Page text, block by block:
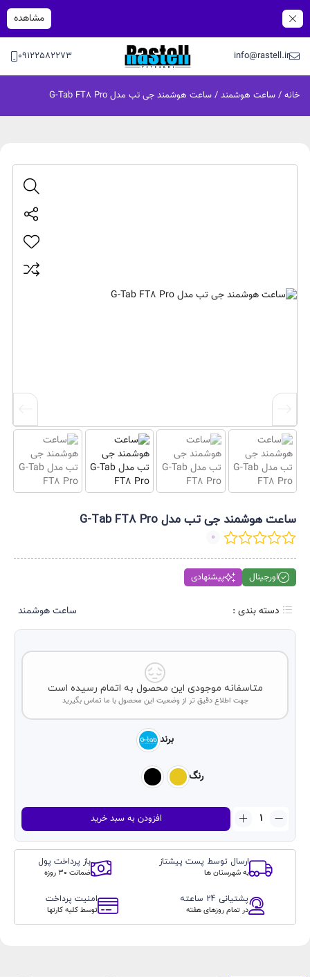
مشاهده
info@rastell.ir
09122582273
خانه / ساعت هوشمند / ساعت هوشمند جی تب مدل G-Tab FT8 Pro
ساعت هوشمند جی تب مدل G-Tab FT8 Pro
0
اورجینال پیشنهادی
دسته بندی : ساعت هوشمند
متاسفانه موجودی این محصول به اتمام رسیده است
جهت اطلاع دقیق تر از وضعیت این محصول با ما تماس بگیرید
برند
رنگ
جی
تب
Pro
افزودن به سبد خرید
ارسال توسط پست پیشتاز
به شهرستان ها
باز پرداخت پول
ضمانت 30 روزه
پشتیانی 24 ساعته
در تمام روزهای هفته
امنیت پرداخت
توسط کلیه کارتها